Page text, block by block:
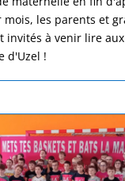
mois, les parents et
invités à venir lire
d'Uzel !